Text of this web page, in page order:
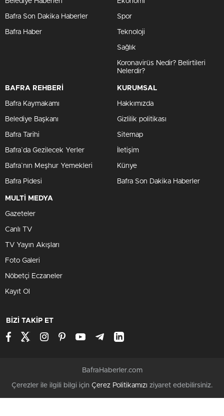
Bafra Son Dakika Haberler
Bafra Haber
Spor
Teknoloji
Sağlık
Koronavirüs Nedir? Belirtileri
Nelerdir?
BAFRA REHBERİ
Bafra Kaymakamı
Belediye Başkanı
Bafra Tarihi
Bafra`da Gezilecek Yerler
Bafra`nın Meşhur Yemekleri
Bafra Pidesi
KURUMSAL
Hakkımızda
Gizlilik politikası
Sitemap
İletişim
Künye
Bafra Son Dakika Haberler
MULTİ MEDYA
Gazeteler
Canlı TV
TV Yayın Akışları
Foto Galeri
Nöbetçi Eczaneler
Kayıt Ol
BİZİ TAKİP ET
BafraHaberler.com
Çerezler ile ilgili bilgi için Çerez Politikamızı ziyaret edebilirsiniz.